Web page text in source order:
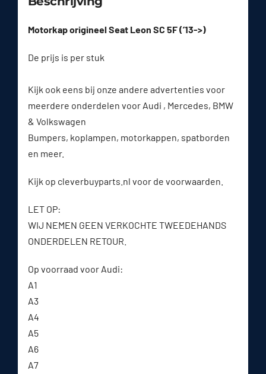
Motorkap origineel Seat Leon SC 5F (’13->)
De prijs is per stuk
Kijk ook eens bij onze andere advertenties voor
meerdere onderdelen voor Audi , Mercedes, BMW
& Volkswagen
Bumpers, koplampen, motorkappen, spatborden
en meer.
Kijk op cleverbuyparts.nl voor de voorwaarden.
LET OP:
WIJ NEMEN GEEN VERKOCHTE TWEEDEHANDS
ONDERDELEN RETOUR.
Op voorraad voor Audi:
A1
A3
A4
A5
A6
A7